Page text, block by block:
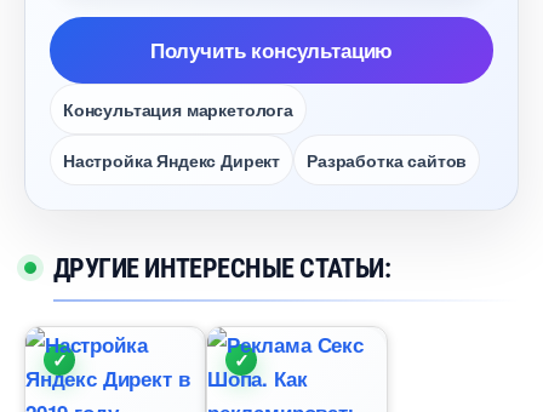
Получить консультацию
Консультация маркетолога
Настройка Яндекс Директ Разработка сайто
ДРУГИЕ ИНТЕРЕСНЫЕ СТАТЬИ: